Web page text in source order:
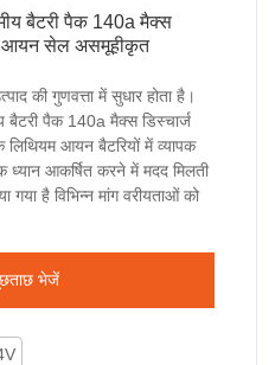
बैटरी पैक 140a मैक्स
आयन सेल असमूहीकृत
की गुणवत्ता में सुधार होता है।
बैटरी पैक 140a मैक्स डिस्चार्ज
आयन बैटरियों में व्यापक
आकर्षित करने में मदद मिलती
है विभिन्न मांग वरीयताओं को
भेजें